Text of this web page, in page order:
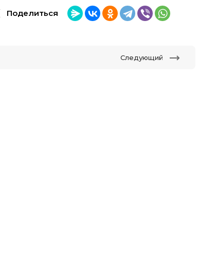
Поделиться
Следующий